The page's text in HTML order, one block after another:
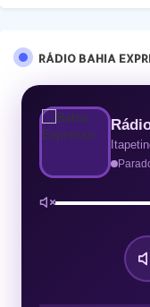
RÁDIO BAHIA